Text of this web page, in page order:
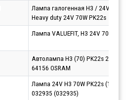
Лампа галогенная H3 / 24V /
Heavy duty 24V 70W PK22s
Лампа VALUEFIT, H3 24V 70W PK
Автолампа H3 (70) PK22s 24V
64156 OSRAM
Лампа 24V H3 70W PK22s (1шт.)
032935 (032935)